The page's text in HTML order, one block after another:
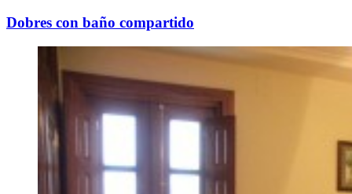
Dobres con baño compartido